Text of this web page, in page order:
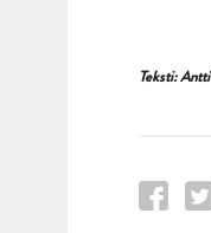
Teksti: